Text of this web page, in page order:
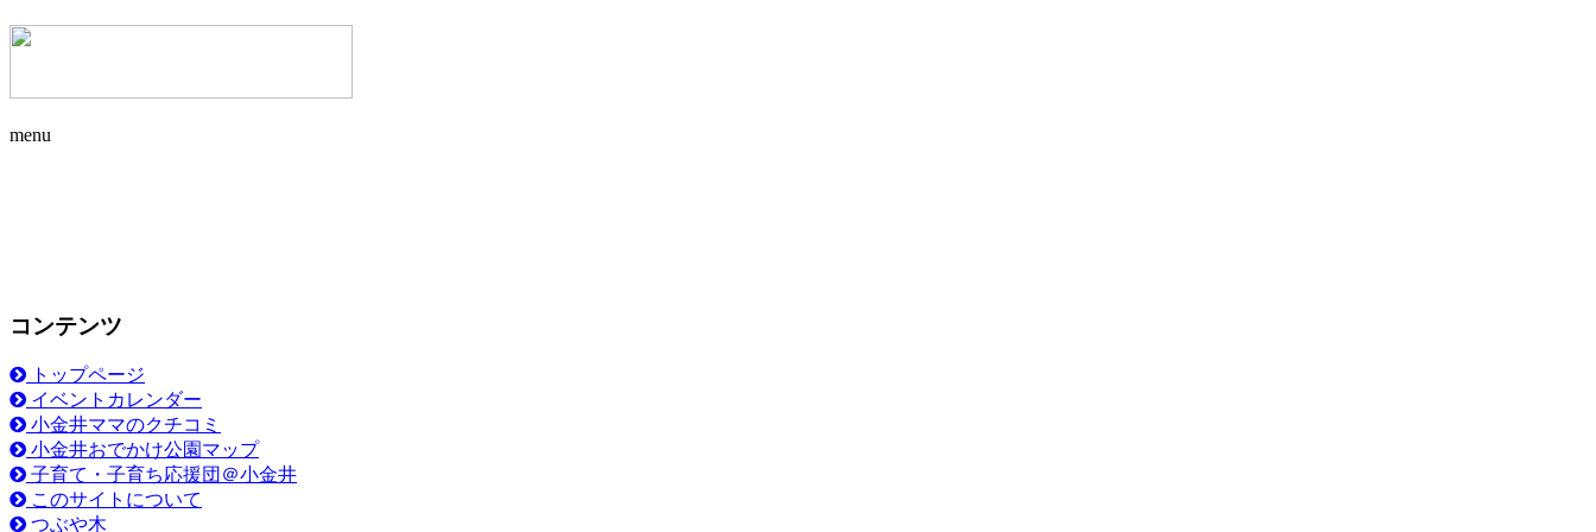
menu
コンテンツ
トップページ
イベントカレンダー
小金井ママのクチコミ
小金井おでかけ公園マップ
子育て・子育ち応援団＠小金井
このサイトについて
つぶや木